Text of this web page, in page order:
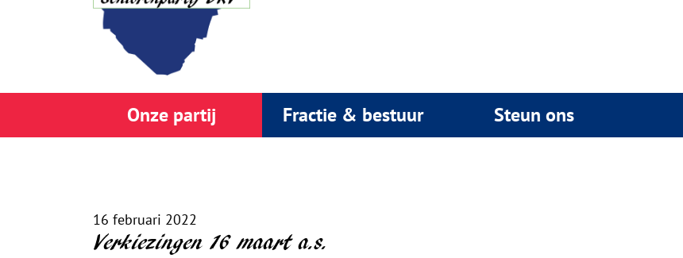
Onze partij Fractie & bestuur Steun ons
16 februari 2022
Verkiezingen 16 maart a.s.